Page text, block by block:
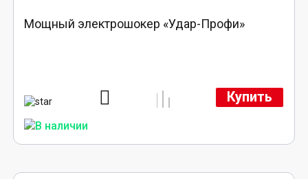
Мощный электрошокер «Удар-Профи»
Купить